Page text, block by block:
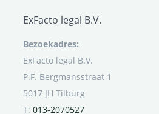
ExFacto legal B.V.
Bezoekadres:
ExFacto legal B.V.
P.F. Bergmansstraat 1
5017 JH Tilburg
T: 013-2070527